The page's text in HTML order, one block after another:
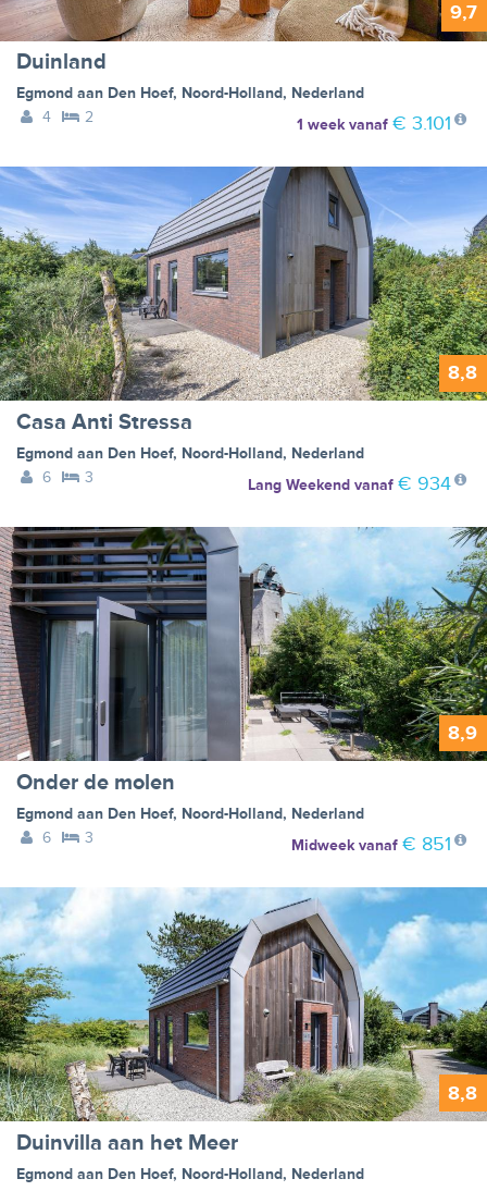
9,7
Duinland
Egmond aan Den Hoef, Noord-Holland, Nederland
4
2 1 weekvanaf € 3.101
8,8
Casa Anti Stressa
Egmond aan Den Hoef, Noord-Holland, Nederland
6
3 Lang Weekendvanaf € 934
8,9
Onder de molen
Egmond aan Den Hoef, Noord-Holland, Nederland
6
3 Midweekvanaf € 851
8,8
Duinvilla aan het Meer
Egmond aan Den Hoef, Noord-Holland, Nederland